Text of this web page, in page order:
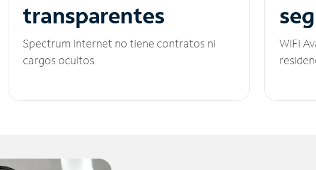
transparentes
Spectrum Internet no tiene contratos ni
cargos ocultos.
WiFi